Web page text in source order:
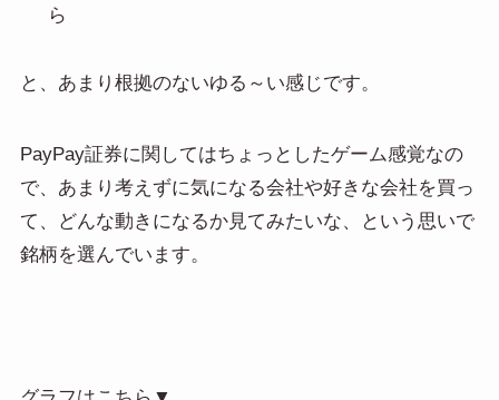
ら
と、あまり根拠のないゆる～い感じです。
PayPay証券に関してはちょっとしたゲーム感覚なの
で、あまり考えずに気になる会社や好きな会社を買っ
て、どんな動きになるか見てみたいな、という思いで
銘柄を選んでいます。